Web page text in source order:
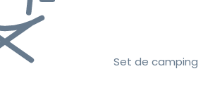
Set de camping